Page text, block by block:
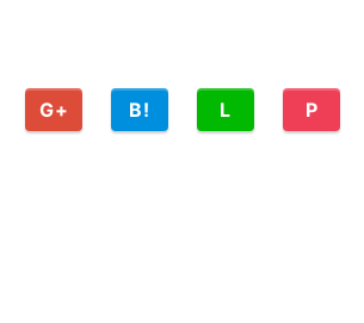
G+ B! L P